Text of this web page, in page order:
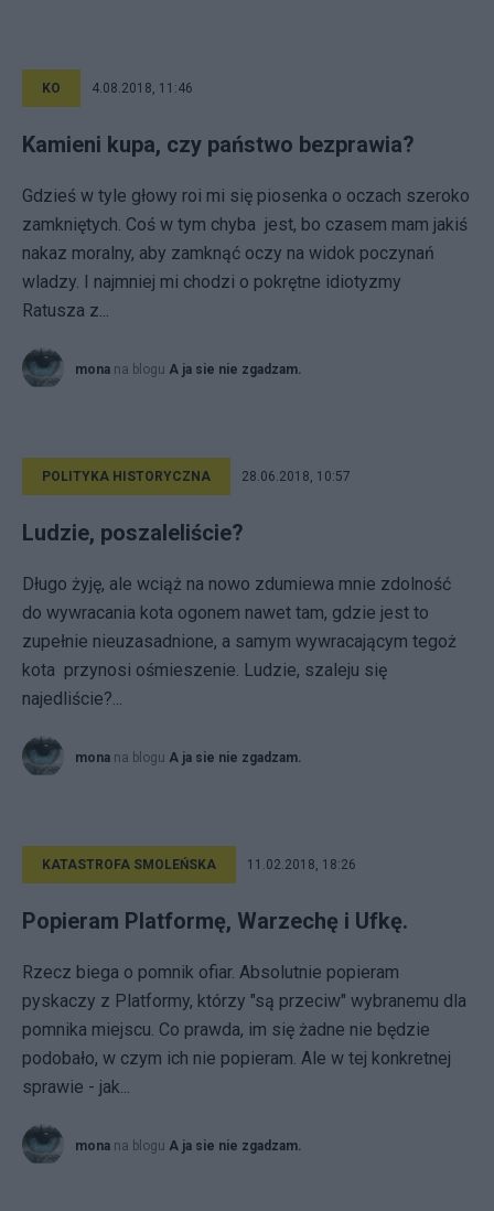
KO 4.08.2018, 11:46
Kamieni kupa, czy państwo bezprawia?
Gdzieś w tyle głowy roi mi się piosenka o oczach szeroko
zamkniętych. Coś w tym chyba jest, bo czasem mam jakiś
nakaz moralny, aby zamknąć oczy na widok poczynań
wladzy. I najmniej mi chodzi o pokrętne idiotyzmy
Ratusza z...
mona na blogu A ja sie nie zgadzam.
POLITYKA HISTORYCZNA 28.06.2018, 10:57
Ludzie, poszaleliście?
Długo żyję, ale wciąż na nowo zdumiewa mnie zdolność
do wywracania kota ogonem nawet tam, gdzie jest to
zupełnie nieuzasadnione, a samym wywracającym tegoż
kota przynosi ośmieszenie. Ludzie, szaleju się
najedliście?...
mona na blogu A ja sie nie zgadzam.
KATASTROFA SMOLEŃSKA 11.02.2018, 18:26
Popieram Platformę, Warzechę i Ufkę.
Rzecz biega o pomnik ofiar. Absolutnie popieram
pyskaczy z Platformy, którzy "są przeciw" wybranemu dla
pomnika miejscu. Co prawda, im się żadne nie będzie
podobało, w czym ich nie popieram. Ale w tej konkretnej
sprawie - jak...
mona na blogu A ja sie nie zgadzam.